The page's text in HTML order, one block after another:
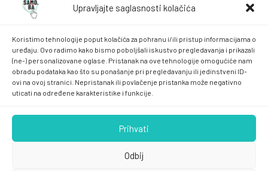
Upravljajte saglasnosti kolačića
Koristimo tehnologije poput kolačića za pohranu i/ili pristup informacijama o
uređaju. Ovo radimo kako bismo poboljšali iskustvo pregledavanja i prikazali
(ne-) personalizovane oglase. Pristanak na ove tehnologije omogućiće nam
obradu podataka kao što su ponašanje pri pregledavanju ili jedinstveni ID-
ovi na ovoj stranici. Nepristanak ili povlačenje pristanka može negativno
uticati na određene karakteristike i funkcije.
Prihvati
Odbij
Samo.ba MARKETING